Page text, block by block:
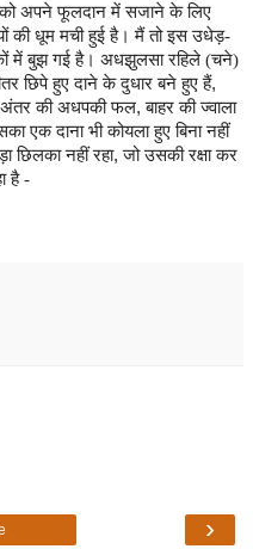
अपने फूलदान में सजाने के लिए
की धूम मची हुई है। मैं तो इस उधेड़-
में बुझ गई है। अधझुलसा रहिले (चने)
छिपे हुए दाने के दुधार बने हुए हैं,
की अधपकी फल,बाहर की ज्‍वाला
एक दाना भी कोयला हुए बिना नहीं
छिलका नहीं रहा,जो उसकी रक्षा कर
है -
›